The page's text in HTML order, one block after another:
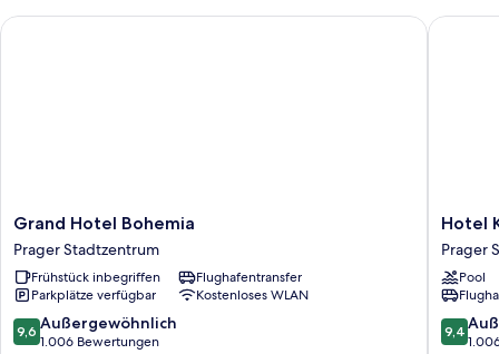
Grand
Hotel
Bohemia
Prager
Stadtzentrum
Grand Hotel Bohemia
Prager Stadtzentrum
Frühstück inbegriffen
Flughafentransfer
Parkplätze verfügbar
Kostenloses WLAN
9.6
von
9,6 Außergewöhnlich
1.006 Bewertungen
Grand Hotel Bohemia
Hotel
Kings
Court
Prager
Hotel
Prager
Pool
9.4
von
9,4
Hotel